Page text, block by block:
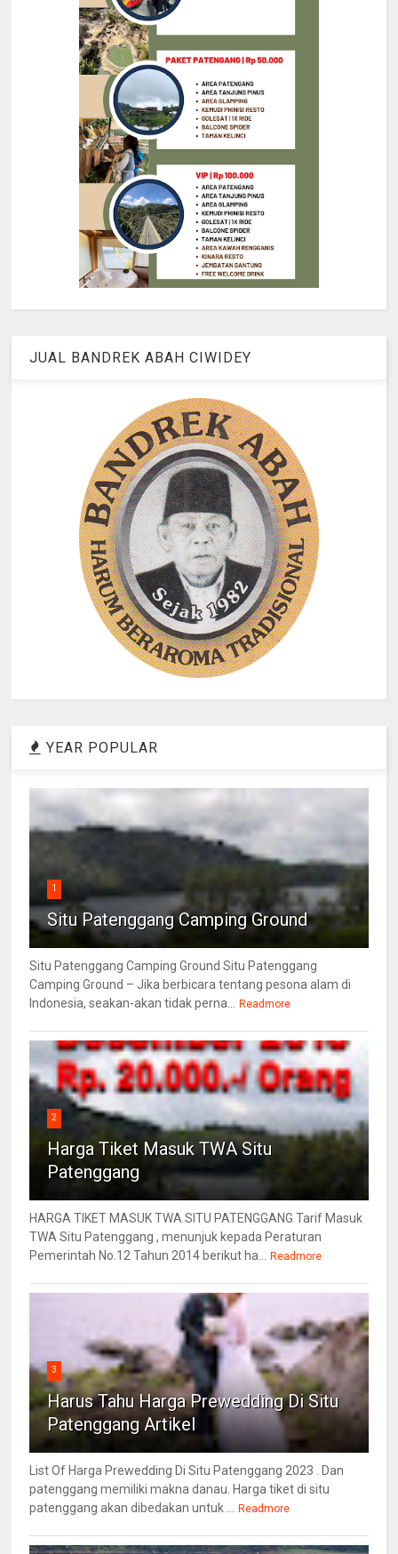
JUAL BANDREK ABAH CIWIDEY
YEAR POPULAR
1
Situ Patenggang Camping Ground
Situ Patenggang Camping Ground Situ Patenggang
Camping Ground – Jika berbicara tentang pesona alam di
Indonesia, seakan-akan tidak perna...
Readmore
2
Harga Tiket Masuk TWA Situ
Patenggang
HARGA TIKET MASUK TWA SITU PATENGGANG Tarif Masuk
TWA Situ Patenggang , menunjuk kepada Peraturan
Pemerintah No.12 Tahun 2014 berikut ha...
Readmore
3
Harus Tahu Harga Prewedding Di Situ
Patenggang Artikel
List Of Harga Prewedding Di Situ Patenggang 2023 . Dan
patenggang memiliki makna danau. Harga tiket di situ
patenggang akan dibedakan untuk ...
Readmore